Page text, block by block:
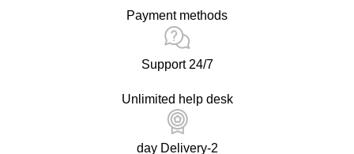
Payment methods
24/7 Support
Unlimited help desk
2-day Delivery